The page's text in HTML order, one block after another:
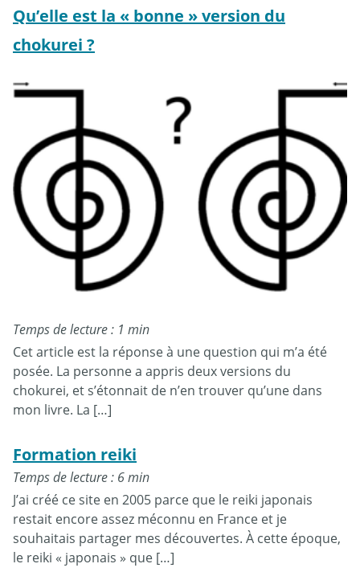
Qu’elle est la « bonne » version du
chokurei ?
Temps de lecture : 1 min
Cet article est la réponse à une question qui m’a été
posée. La personne a appris deux versions du
chokurei, et s’étonnait de n’en trouver qu’une dans
mon livre. La […]
Formation reiki
Temps de lecture : 6 min
J’ai créé ce site en 2005 parce que le reiki japonais
restait encore assez méconnu en France et je
souhaitais partager mes découvertes. À cette époque,
le reiki « japonais » que […]